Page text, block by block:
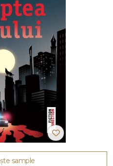
sample